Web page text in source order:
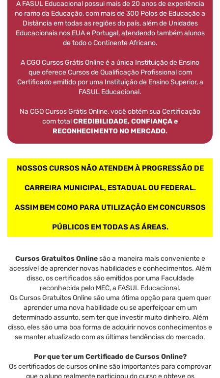
A FASUL Educacional possui mais de 20 anos de experiência
no ramo da Educação, com mais de 300 Polos de Educação a
Distância em todas as regiões do país, além de Unidades
Educacionais nos EUA e Portugal, atendendo também alunos
de todo o Continente Africano.
A CGO Cursos Grátis Online é a única Instituição de Ensino
que oferece Cursos de Qualificação Profissional com
Certificado emitido por uma Instituição de Ensino Superior, a
FASUL Educacional.
Na CGO Cursos Grátis Online, você obtém sua Certificação
com totalCREDIBILIDADE, CONFIANÇA e
RECONHECIMENTO NO MERCADO.
NOSSOS CURSOS NÃO ATENDEM À PROGRESSÃO DE
CARREIRA MUNICIPAL, ESTADUAL OU FEDERAL.
ASSIM BEM COMO PARA UTILIZAÇÃO EM CONCURSOS
PÚBLICOS EM TODAS AS ÁREAS.
Cursos Gratuitos Onlinesão a maneira mais conveniente e
acessível de aprender novas habilidades e conhecimentos. Além
disso, os certificados são emitidos por uma Faculdade
reconhecida pelo MEC, a FASUL Educacional.
Os Cursos Gratuitos Online são uma ótima opção para quem quer
aprender uma nova habilidade ou se aperfeiçoar em um
determinado assunto, sem ter que investir muito dinheiro. Além
disso, eles são uma boa forma de adquirir novos conhecimentos e
se manter atualizado com as últimas tendências do mercado.
Por que ter um Certificado de Cursos Online?
Os certificados de cursos online são importantes para comprovar
que o aluno realmente participou do curso e obteve os